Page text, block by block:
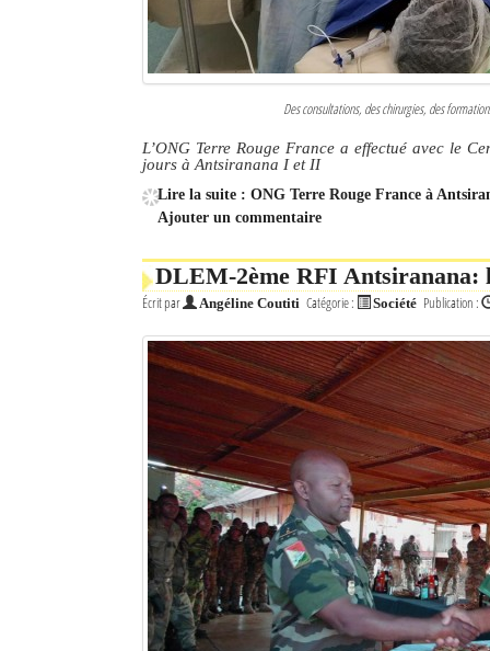
Des consultations, des chirurgies, des
L’ONG Terre Rouge France a effectué avec le
jours à Antsiranana I et II
Lire la suite : ONG Terre Rouge France à
Ajouter un commentaire
DLEM-2ème RFI
Écrit par Angéline Coutiti Catégorie : Société Publication :